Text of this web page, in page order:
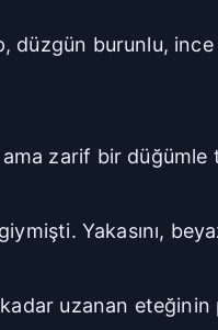
düzgün burunlu,
zarif bir düğümle
Yakasını,
uzanan